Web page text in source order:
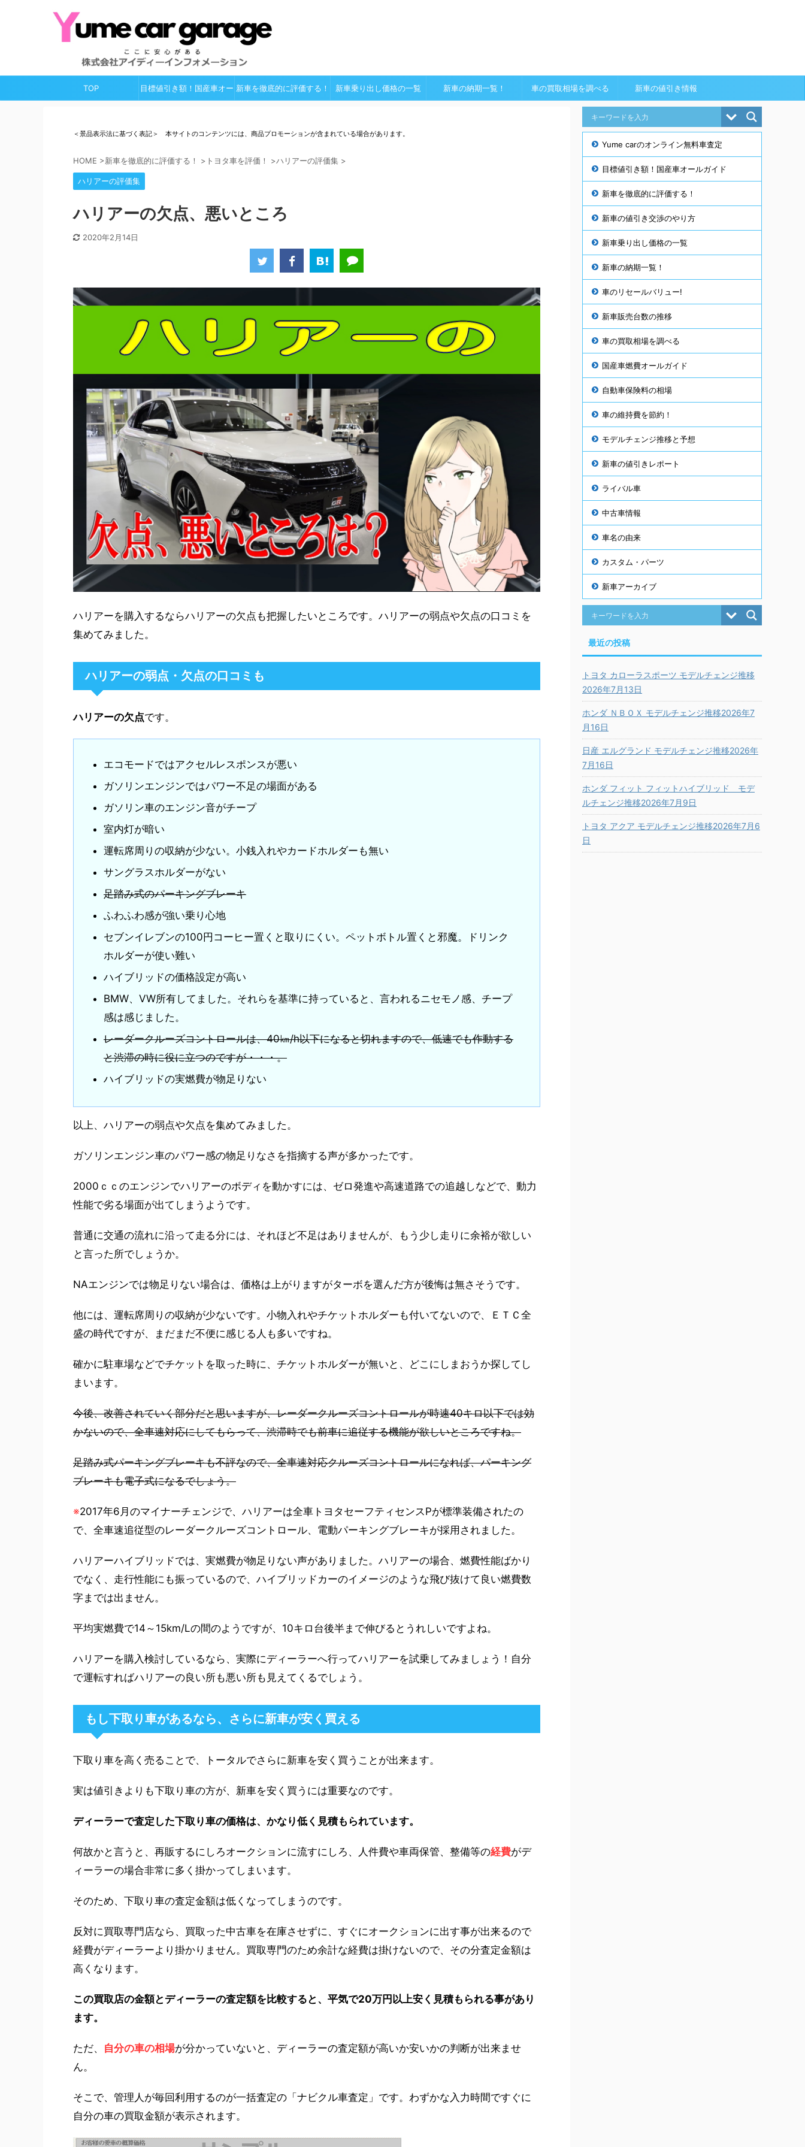
TOP 目標値引き額！国産車オー 新車を徹底的に評価する！ 新車乗り出し価格の一覧 新車の納期一覧！ 車の買取相場を調べる 新車の値引き情報
＜景品表示法に基づく表記＞ 本サイトのコンテンツには、商品プロモーションが含まれている場合があります。
HOME >新車を徹底的に評価する！ > トヨタ車を評価！ >ハリアーの評価集 >
ハリアーの評価集
ハリアーの欠点、悪いところ
2020年2月14日
ハリアーを購入するならハリアーの欠点も把握したいところです。ハリアーの弱点や欠点の口コミを
集めてみました。
ハリアーの弱点・欠点の口コミも
ハリアーの欠点です。
エコモードではアクセルレスポンスが悪い
ガソリンエンジンではパワー不足の場面がある
ガソリン車のエンジン音がチープ
室内灯が暗い
運転席周りの収納が少ない。小銭入れやカードホルダーも無い
サングラスホルダーがない
足踏み式のパーキングブレーキ
ふわふわ感が強い乗り心地
セブンイレブンの100円コーヒー置くと取りにくい。ペットボトル置くと邪魔。ドリンク
ホルダーが使い難い
ハイブリッドの価格設定が高い
BMW、VW所有してました。それらを基準に持っていると、言われるニセモノ感、チープ
感は感じました。
レーダークルーズコントロールは、40㎞/h以下になると切れますので、低速でも作動する
と渋滞の時に役に立つのですが・・・。
ハイブリッドの実燃費が物足りない
以上、ハリアーの弱点や欠点を集めてみました。
ガソリンエンジン車のパワー感の物足りなさを指摘する声が多かったです。
2000ｃｃのエンジンでハリアーのボディを動かすには、ゼロ発進や高速道路での追越しなどで、動力
性能で劣る場面が出てしまうようです。
普通に交通の流れに沿って走る分には、それほど不足はありませんが、もう少し走りに余裕が欲しい
と言った所でしょうか。
NAエンジンでは物足りない場合は、価格は上がりますがターボを選んだ方が後悔は無さそうです。
他には、運転席周りの収納が少ないです。小物入れやチケットホルダーも付いてないので、ＥＴＣ全
盛の時代ですが、まだまだ不便に感じる人も多いですね。
確かに駐車場などでチケットを取った時に、チケットホルダーが無いと、どこにしまおうか探してし
まいます。
今後、改善されていく部分だと思いますが、レーダークルーズコントロールが時速40キロ以下では効
かないので、全車速対応にしてもらって、渋滞時でも前車に追従する機能が欲しいところですね。
足踏み式パーキングブレーキも不評なので、全車速対応クルーズコントロールになれば、パーキング
ブレーキも電子式になるでしょう。
※2017年6月のマイナーチェンジで、ハリアーは全車トヨタセーフティセンスPが標準装備されたの
で、全車速追従型のレーダークルーズコントロール、電動パーキングブレーキが採用されました。
ハリアーハイブリッドでは、実燃費が物足りない声がありました。ハリアーの場合、燃費性能ばかり
でなく、走行性能にも振っているので、ハイブリッドカーのイメージのような飛び抜けて良い燃費数
字までは出ません。
平均実燃費で14～15km/Lの間のようですが、10キロ台後半まで伸びるとうれしいですよね。
ハリアーを購入検討しているなら、実際にディーラーへ行ってハリアーを試乗してみましょう！自分
で運転すればハリアーの良い所も悪い所も見えてくるでしょう。
もし下取り車があるなら、さらに新車が安く買える
下取り車を高く売ることで、トータルでさらに新車を安く買うことが出来ます。
実は値引きよりも下取り車の方が、新車を安く買うには重要なのです。
ディーラーで査定した下取り車の価格は、かなり低く見積もられています。
何故かと言うと、再販するにしろオークションに流すにしろ、人件費や車両保管、整備等の経費がデ
ィーラーの場合非常に多く掛かってしまいます。
そのため、下取り車の査定金額は低くなってしまうのです。
反対に買取専門店なら、買取った中古車を在庫させずに、すぐにオークションに出す事が出来るので
経費がディーラーより掛かりません。買取専門のため余計な経費は掛けないので、その分査定金額は
高くなります。
この買取店の金額とディーラーの査定額を比較すると、平気で20万円以上安く見積もられる事があり
ます。
ただ、 自分の車の相場が分かっていないと、ディーラーの査定額が高いか安いかの判断が出来ませ
ん。
そこで、管理人が毎回利用するのが一括査定の「ナビクル車査定」です。わずかな入力時間ですぐに
自分の車の買取金額が表示されます。
Yume carのオンライン無料車査定
目標値引き額！国産車オールガイド
新車を徹底的に評価する！
新車の値引き交渉のやり方
新車乗り出し価格の一覧
新車の納期一覧！
車のリセールバリュー!
新車販売台数の推移
車の買取相場を調べる
国産車燃費オールガイド
自動車保険料の相場
車の維持費を節約！
モデルチェンジ推移と予想
新車の値引きレポート
ライバル車
中古車情報
車名の由来
カスタム・パーツ
新車アーカイブ
最近の投稿
トヨタ カローラスポーツ モデルチェンジ推移
2026年7月13日
ホンダ ＮＢＯＸ モデルチェンジ推移2026年7
月16日
日産 エルグランド モデルチェンジ推移2026年
7月16日
ホンダ フィット フィットハイブリッド モデ
ルチェンジ推移2026年7月9日
トヨタ アクア モデルチェンジ推移2026年7月6
日